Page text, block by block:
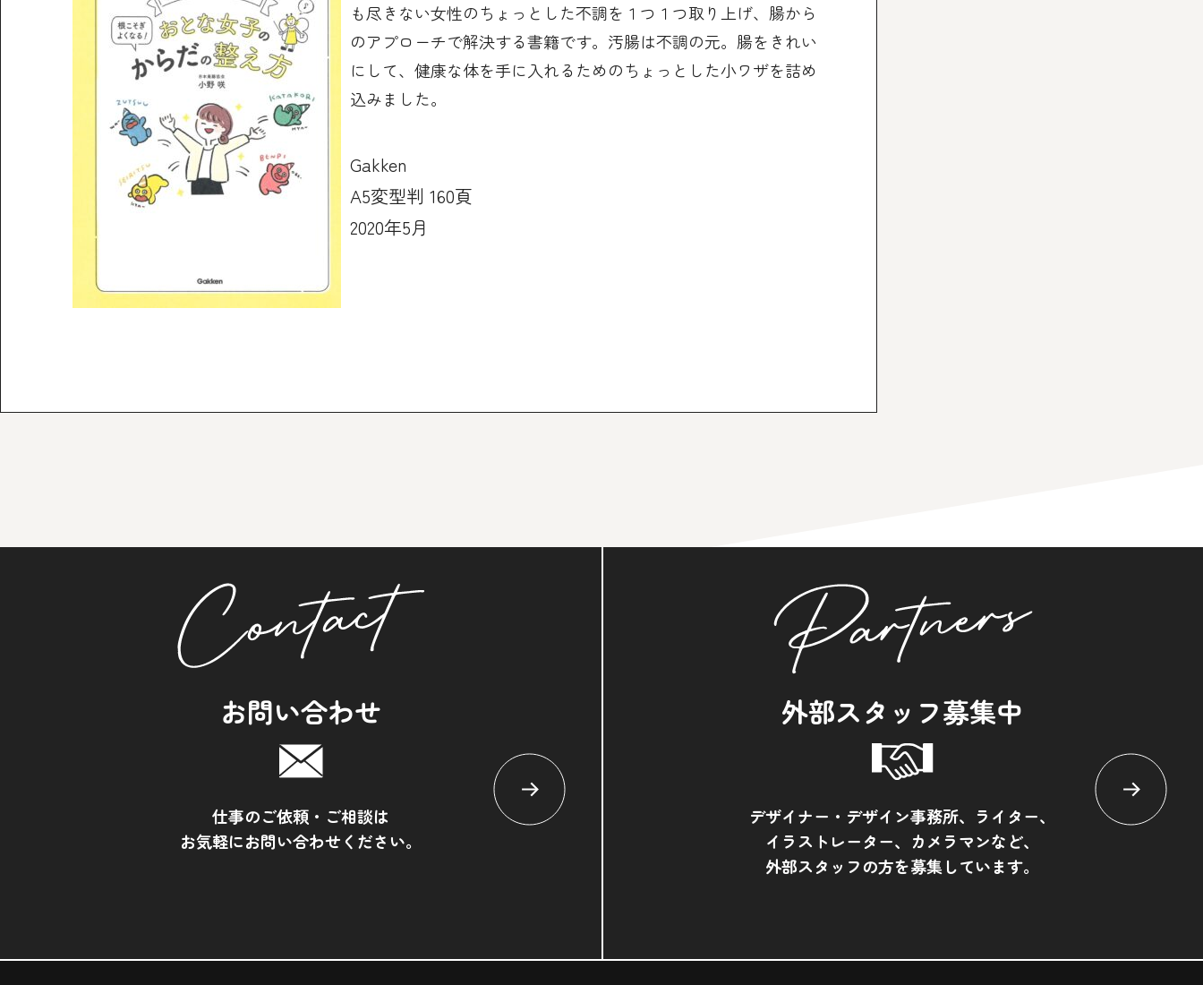
も尽きない女性のちょっとした不調を１つ１つ取り上げ、腸から
のアプローチで解決する書籍です。汚腸は不調の元。腸をきれい
にして、健康な体を手に入れるためのちょっとした小ワザを詰め
込みました。
Gakken
A5変型判 160頁
2020年5月
お問い合わせ
仕事のご依頼・ご相談は
お気軽にお問い合わせください。
外部スタッフ募集中
デザイナー・デザイン事務所、ライター、
イラストレーター、カメラマンなど、
外部スタッフの方を募集しています。